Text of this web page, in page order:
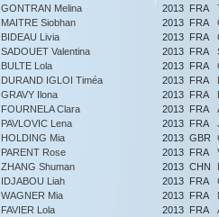
GONTRAN Melina 2013 FRA
MAITRE Siobhan 2013 FRA
BIDEAU Livia 2013 FRA
SADOUET Valentina 2013 FRA
BULTE Lola 2013 FRA
DURAND IGLOI Timéa 2013 FRA
GRAVY Ilona 2013 FRA
FOURNELA Clara 2013 FRA
PAVLOVIC Lena 2013 FRA
HOLDING Mia 2013 GBR
PARENT Rose 2013 FRA
ZHANG Shuman 2013 CHN
IDJABOU Liah 2013 FRA
WAGNER Mia 2013 FRA
FAVIER Lola 2013 FRA